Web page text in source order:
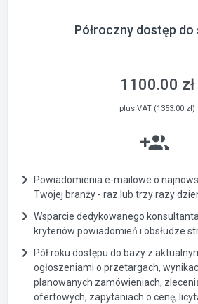
Półroczny dostęp do
1100.00 zł
plus VAT (1353.00 zł)
Powiadomienia e-mailowe o
Twojej branży - raz lub trzy razy
Wsparcie dedykowanego
kryteriów powiadomień i obsłudze
Pół roku dostępu do bazy z
ogłoszeniami o przetargach,
planowanych zamówieniach,
ofertowych, zapytaniach o cenę,